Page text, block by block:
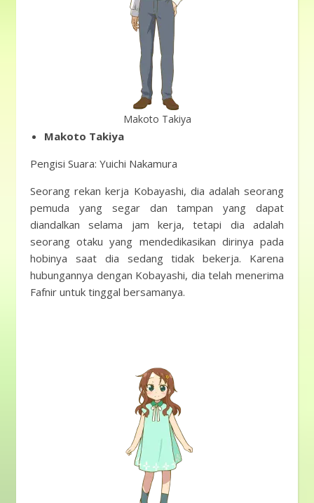
Makoto Takiya
Makoto Takiya
Pengisi Suara: Yuichi Nakamura
Seorang rekan kerja Kobayashi, dia adalah seorang
pemuda yang segar dan tampan yang dapat
diandalkan selama jam kerja, tetapi dia adalah
seorang otaku yang mendedikasikan dirinya pada
hobinya saat dia sedang tidak bekerja. Karena
hubungannya dengan Kobayashi, dia telah menerima
Fafnir untuk tinggal bersamanya.